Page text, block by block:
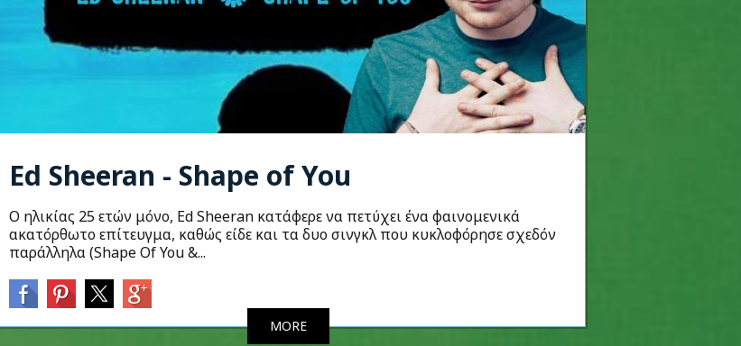
Ed Sheeran - Shape of You
Ο ηλικίας 25 ετών μόνο, Ed Sheeran κατάφερε να πετύχει ένα φαινομενικά
ακατόρθωτο επίτευγμα, καθώς είδε και τα δυο σινγκλ που κυκλοφόρησε σχεδόν
παράλληλα (Shape Of You &...
MORE